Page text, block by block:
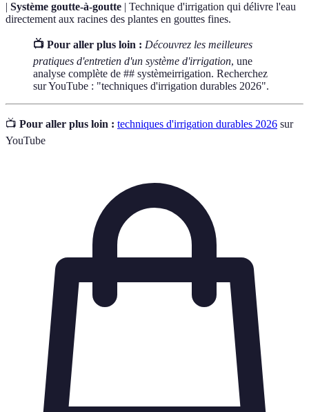
| Système goutte-à-goutte | Technique d'irrigation qui délivre l'eau
directement aux racines des plantes en gouttes fines.
📺 Pour aller plus loin : Découvrez les meilleures
pratiques d'entretien d'un système d'irrigation, une
analyse complète de ## systèmeirrigation. Recherchez
sur YouTube : "techniques d'irrigation durables 2026".
📺 Pour aller plus loin : techniques d'irrigation durables 2026 sur
YouTube